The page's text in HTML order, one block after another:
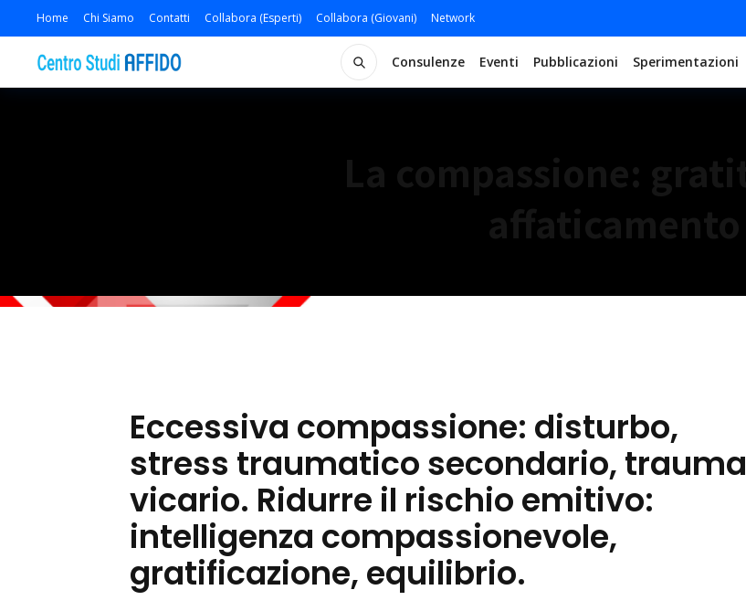
Home Chi Siamo Contatti Collabora (Esperti) Collabora (Giovani) Network
Consulenze Eventi Pubblicazioni Sperimentazioni
Eccessiva compassione: disturbo,
stress traumatico secondario, trauma
vicario. Ridurre il rischio emitivo:
intelligenza compassionevole,
gratificazione, equilibrio.